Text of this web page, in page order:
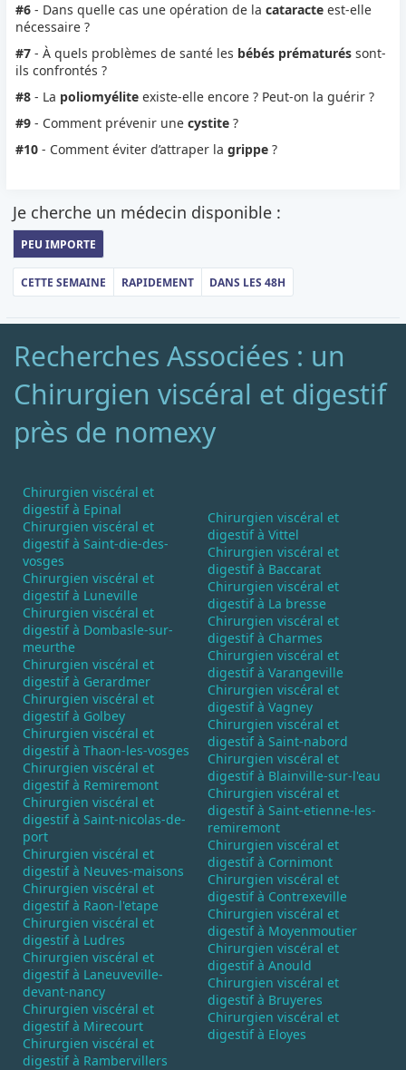
#6 - Dans quelle cas une opération de lacataracte est-elle
nécessaire ?
#7 - À quels problèmes de santé les bébés prématurés sont-
ils confrontés ?
#8 - La poliomyélite existe-elle encore ? Peut-on la guérir ?
#9 - Comment prévenir unecystite ?
#10 - Comment éviter d’attraper lagrippe ?
Je cherche un médecin disponible :
PEU IMPORTE
CETTE SEMAINE RAPIDEMENT DANS LES 48H
Recherches Associées : un
Chirurgien viscéral et digestif
près de nomexy
Chirurgien viscéral et
digestif à Epinal
Chirurgien viscéral et
digestif à Saint-die-des-
vosges
Chirurgien viscéral et
digestif à Luneville
Chirurgien viscéral et
digestif à Dombasle-sur-
meurthe
Chirurgien viscéral et
digestif à Gerardmer
Chirurgien viscéral et
digestif à Golbey
Chirurgien viscéral et
digestif à Thaon-les-vosges
Chirurgien viscéral et
digestif à Remiremont
Chirurgien viscéral et
digestif à Saint-nicolas-de-
port
Chirurgien viscéral et
digestif à Neuves-maisons
Chirurgien viscéral et
digestif à Raon-l'etape
Chirurgien viscéral et
digestif à Ludres
Chirurgien viscéral et
digestif à Laneuveville-
devant-nancy
Chirurgien viscéral et
digestif à Mirecourt
Chirurgien viscéral et
digestif à Rambervillers
Chirurgien viscéral et
digestif à Vittel
Chirurgien viscéral et
digestif à Baccarat
Chirurgien viscéral et
digestif à La bresse
Chirurgien viscéral et
digestif à Charmes
Chirurgien viscéral et
digestif à Varangeville
Chirurgien viscéral et
digestif à Vagney
Chirurgien viscéral et
digestif à Saint-nabord
Chirurgien viscéral et
digestif à Blainville-sur-l'eau
Chirurgien viscéral et
digestif à Saint-etienne-les-
remiremont
Chirurgien viscéral et
digestif à Cornimont
Chirurgien viscéral et
digestif à Contrexeville
Chirurgien viscéral et
digestif à Moyenmoutier
Chirurgien viscéral et
digestif à Anould
Chirurgien viscéral et
digestif à Bruyeres
Chirurgien viscéral et
digestif à Eloyes